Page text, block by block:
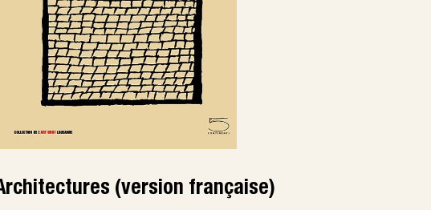
(version française)